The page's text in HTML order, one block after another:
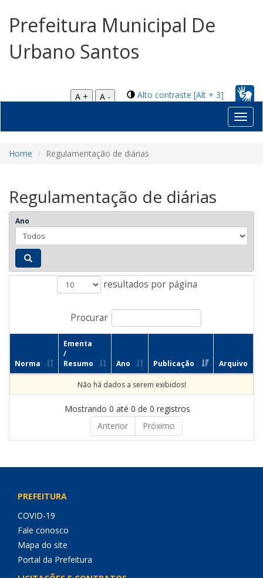
Prefeitura Municipal De
Urbano Santos
Alto contraste [Alt + 3]
A +
A -
Home Regulamentação de diárias
Regulamentação de diárias
Ano
resultados por página
Procurar
Norma
Ementa
/
Resumo
Ano Publicação Arquivo
Não há dados a serem exibidos!
Mostrando 0 até 0 de 0 registros
Anterior
Próximo
PREFEITURA
COVID-19
Fale conosco
Mapa do site
Portal da Prefeitura